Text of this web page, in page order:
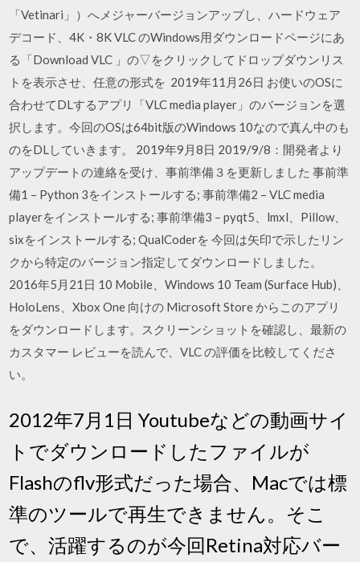
「Vetinari」）へメジャーバージョンアップし、ハードウェア
デコード、4K・8K VLC のWindows用ダウンロードページにあ
る「Download VLC 」の▽をクリックしてドロップダウンリス
トを表示させ、任意の形式を 2019年11月26日 お使いのOSに
合わせてDLするアプリ「VLC media player」のバージョンを選
択します。今回のOSは64bit版のWindows 10なので真ん中のも
のをDLしていきます。 2019年9月8日 2019/9/8：開発者より
アップデートの連絡を受け、事前準備３を更新しました 事前準
備1 – Python 3をインストールする; 事前準備2 – VLC media
playerをインストールする; 事前準備3 – pyqt5、lmxl、Pillow、
sixをインストールする; QualCoderを 今回は矢印で示したリン
クから特定のバージョン指定してダウンロードしました。
2016年5月21日 10 Mobile、Windows 10 Team (Surface Hub)、
HoloLens、Xbox One 向けの Microsoft Store からこのアプリ
をダウンロードします。スクリーンショットを確認し、最新の
カスタマー レビューを読んで、VLC の評価を比較してくださ
い。
2012年7月1日 Youtubeなどの動画サイ
トでダウンロードしたファイルが
Flashのflv形式だった場合、Macでは標
準のツールで再生できません。そこ
で、活躍するのが今回Retina対応バー